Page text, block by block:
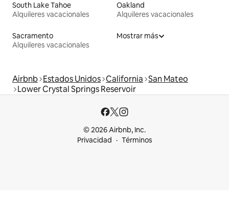
South Lake Tahoe
Alquileres vacacionales
Oakland
Alquileres vacacionales
Sacramento
Alquileres vacacionales
Mostrar más
Airbnb Estados Unidos California San Mateo
Lower Crystal Springs Reservoir
© 2026 Airbnb, Inc.
Privacidad
Términos